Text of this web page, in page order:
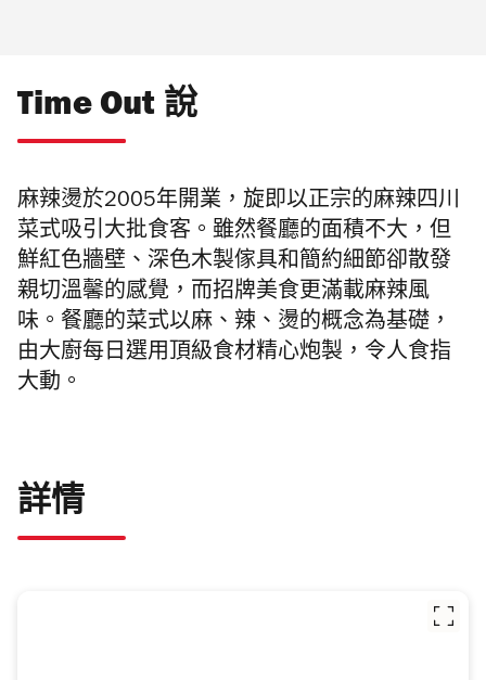
Time Out 說
麻辣燙於2005年開業， 旋即以正宗的麻辣四川
菜式吸引大批食客。 雖然餐廳的面積不大，但
鮮紅色牆壁、 深色木製傢具和簡約細節卻散發
親切溫馨的感覺， 而招牌美食更滿載麻辣風
味。 餐廳的菜式以麻、辣、 燙的概念為基礎，
由大廚每日選用頂級食材精心炮製，令人食指
大動。
詳情